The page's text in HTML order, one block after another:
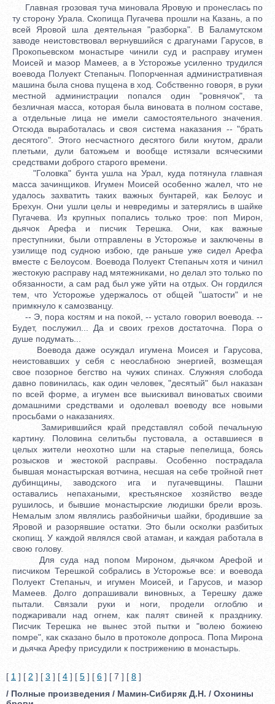
Главная грозовая туча миновала Яровую и пронеслась по
ту сторону Урала. Скопища Пугачева прошли на Казань, а по
всей Яровой шла деятельная "разборка". В Баламутском
заводе неистовствовал вернувшийся с драгунами Гарусов, в
Прокопьевском монастыре чинили суд и расправу игумен
Моисей и маэор Мамеев, а в Усторожье усиленно трудился
воевода Полуект Степаныч. Попорченная административная
машина была снова пущена в ход. Собственно говоря, в руки
местной администрации попался один "ровнячок", та
безличная масса, которая была виновата в полном составе,
а отдельные лица не имели самостоятельного значения.
Отсюда выработалась и своя система наказания -- "брать
десятого". Этого несчастного десятого били кнутом, драли
плетьми, дули батожьем и вообще истязали всяческими
средствами доброго старого времени.
"Головка" бунта ушла на Урал, куда потянула главная
масса зачинщиков. Игумен Моисей особенно жалел, что не
удалось захватить таких важных бунтарей, как Белоус и
Брехун. Они ушли целы и невредимы и затерялись в шайке
Пугачева. Из крупных попались только трое: поп Мирон,
дьячок Арефа и писчик Терешка. Они, как важные
преступники, были отправлены в Усторожье и заключены в
узилище под судною избою, где раньше уже сидел Арефа
вместе с Белоусом. Воевода Полуект Степаныч хотя и чинил
жестокую расправу над мятежниками, но делал это только по
обязанности, а сам рад был уже уйти на отдых. Он гордился
тем, что Усторожье удержалось от общей "шатости" и не
примкнуло к самозванцу.
-- Э, пора костям и на покой, -- устало говорил воевода. --
Будет, послужил... Да и своих грехов достаточна. Пора о
душе подумать...
Воевода даже осуждал игумена Моисея и Гарусова,
неистовавших у себя с неослабною энергией, возмещая
свое позорное бегство на чужих спинах. Служняя слобода
давно повинилась, как один человек, "десятый" был наказан
по всей форме, а игумен все выискивал виноватых своими
домашними средствами и одолевал воеводу все новыми
просьбами о наказаниях.
Замирившийся край представлял собой печальную
картину. Половина селитьбы пустовала, а оставшиеся в
целых жители неохотно шли на старые пепелища, боясь
розысков и жестокой расправы. Особенно пострадала
бывшая монастырская вотчина, несшая на себе тройной гнет
дубинщины, заводского ига и пугачевщины. Пашни
оставались непахаными, крестьянское хозяйство везде
рушилось, и бывшие монастырские людишки брели врозь.
Немалым злом являлись разбойничьи шайки, бродившие за
Яровой и разорявшие остатки. Это были осколки разбитых
скопищ. У каждой являлся свой атаман, и каждая работала в
свою голову.
Для суда над попом Мироном, дьячком Арефой и
писчиком Терешкой собрались в Усторожье все: и воевода
Полуект Степаныч, и игумен Моисей, и Гарусов, и маэор
Мамеев. Долго допрашивали виновных, а Терешку даже
пытали. Связали руки и ноги, продели оглоблю и
поджаривали над огнем, как палят свиней к празднику.
Писчик Терешка не вынес этой пытки и "волею божиею
помре", как сказано было в протоколе допроса. Попа Мирона
и дьячка Арефу присудили к пострижению в монастырь.
[ 1 ] [ 2 ] [ 3 ] [ 4 ] [ 5 ] [ 6 ] [ 7 ] [ 8 ]
/ Полные произведения / Мамин-Сибиряк Д.Н. / Охонины